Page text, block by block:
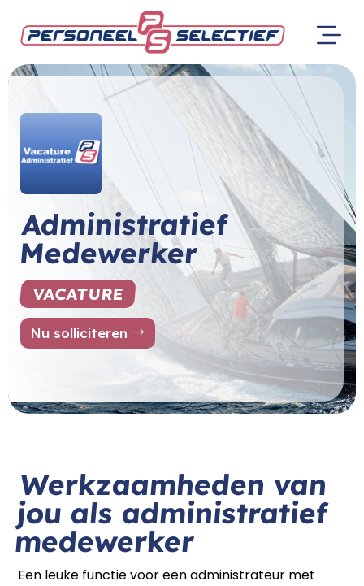
Administratief
Medewerker
VACATURE
Nu solliciteren
Werkzaamheden van
jou als administratief
medewerker
Een leuke functie voor een administrateur met